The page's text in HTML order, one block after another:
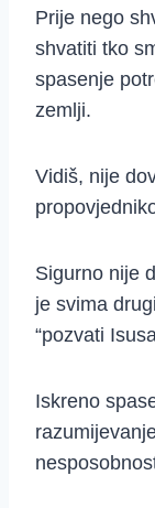
Prije nego
shvatiti tko
spasenje
zemlji.
Vidiš, nije
Sigurno nije
je svima
“pozvati
Iskreno